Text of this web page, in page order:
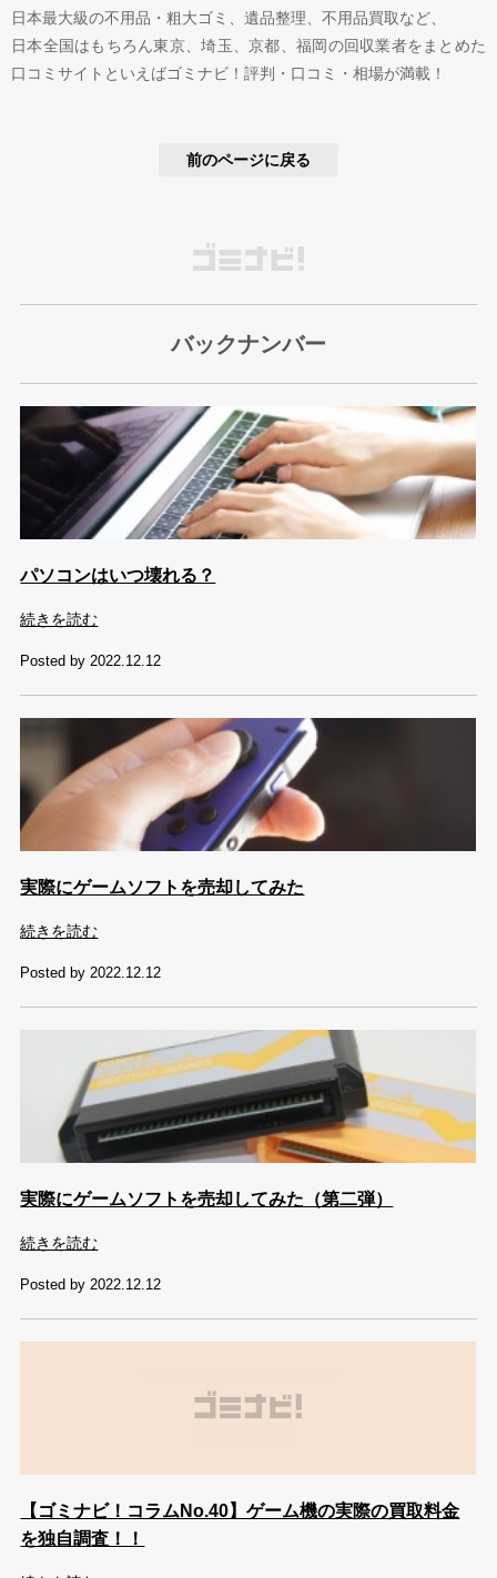
日本最大級の不用品・粗大ゴミ、遺品整理、不用品買取など、
日本全国はもちろん東京、埼玉、京都、福岡の回収業者をまとめた
口コミサイトといえばゴミナビ！評判・口コミ・相場が満載！
前のページに戻る
バックナンバー
パソコンはいつ壊れる？
続きを読む
Posted by 2022.12.12
実際にゲームソフトを売却してみた
続きを読む
Posted by 2022.12.12
実際にゲームソフトを売却してみた（第二弾）
続きを読む
Posted by 2022.12.12
【ゴミナビ！コラムNo.40】ゲーム機の実際の買取料金
を独自調査！！